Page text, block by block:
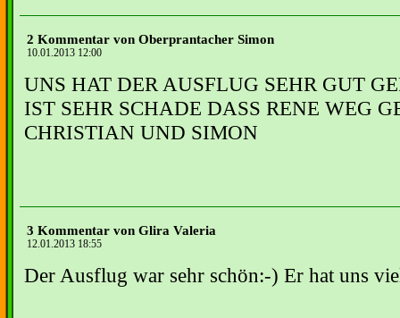
2 Kommentar von Oberprantacher Simon
10.01.2013 12:00
UNS HAT DER AUSFLUG SEHR GUT
IST SEHR SCHADE DASS RENE WEG
CHRISTIAN UND SIMON
3 Kommentar von Glira Valeria
12.01.2013 18:55
Der Ausflug war sehr schön:-) Er hat uns